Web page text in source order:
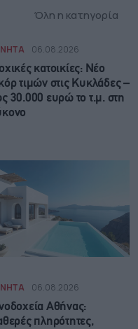
Όλη η κατηγορία
06.08.2026
κατοικίες: Νέο
τιμών στις Κυκλάδες –
30.000 ευρώ το τ.μ. στη
06.08.2026
Αθήνας:
πληρότητες,